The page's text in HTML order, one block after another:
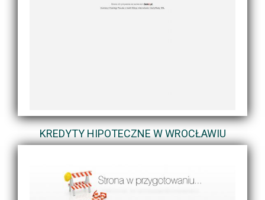
KREDYTY HIPOTECZNE W WROCŁAWIU